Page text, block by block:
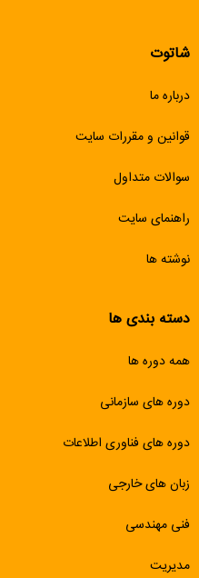
شاتوت
درباره ما
قوانین و مقررات سایت
سوالات متداول
راهنمای سایت
نوشته ها
دسته بندی ها
همه دوره ها
دوره های سازمانی
دوره های فناوری اطلاعات
زبان های خارجی
فنی مهندسی
مدیریت